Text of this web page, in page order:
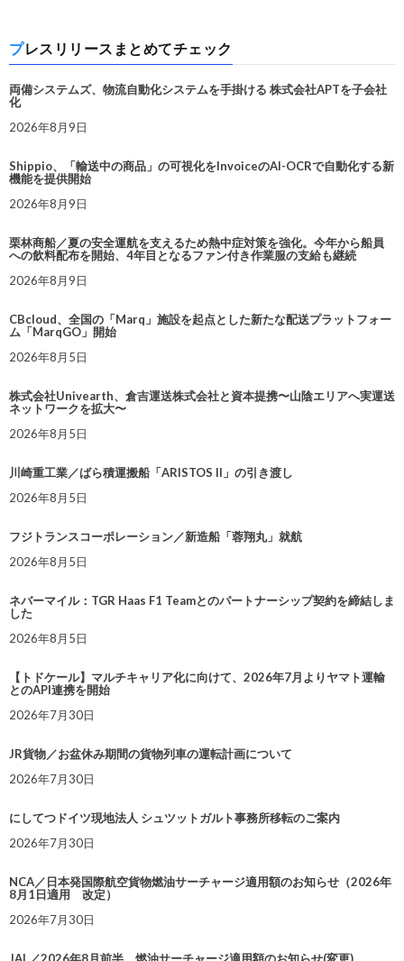
プレスリリースまとめてチェック
両備システムズ、物流自動化システムを手掛ける 株式会社APTを子会社
化
2026年8月9日
Shippio、「輸送中の商品」の可視化をInvoiceのAI-OCRで自動化する新
機能を提供開始
2026年8月9日
栗林商船／夏の安全運航を支えるため熱中症対策を強化。今年から船員
への飲料配布を開始、4年目となるファン付き作業服の支給も継続
2026年8月9日
CBcloud、全国の「Marq」施設を起点とした新たな配送プラットフォー
ム「MarqGO」開始
2026年8月5日
株式会社Univearth、倉吉運送株式会社と資本提携〜山陰エリアへ実運送
ネットワークを拡大〜
2026年8月5日
川崎重工業／ばら積運搬船「ARISTOS II」の引き渡し
2026年8月5日
フジトランスコーポレーション／新造船「蓉翔丸」就航
2026年8月5日
ネバーマイル：TGR Haas F1 Teamとのパートナーシップ契約を締結しま
した
2026年8月5日
【トドケール】マルチキャリア化に向けて、2026年7月よりヤマト運輸
とのAPI連携を開始
2026年7月30日
JR貨物／お盆休み期間の貨物列車の運転計画について
2026年7月30日
にしてつドイツ現地法人 シュツットガルト事務所移転のご案内
2026年7月30日
NCA／日本発国際航空貨物燃油サーチャージ適用額のお知らせ（2026年
8月1日適用 改定）
2026年7月30日